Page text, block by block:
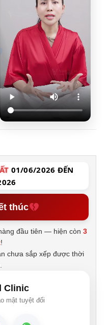
01/06/2026 ĐẾN
thúc
đầu tiên — hiện còn3
!
chưa sắp xếp được thời
Clinic
mật tuyệt đối